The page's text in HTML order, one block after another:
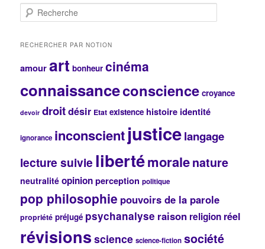
e
h
r
h
e
RECHERCHER PAR NOTION
amourart bonheur cinéma
connaissanceconscience croyance
devoir droitdésir Etat existence histoire identité
ignorance inconscientjusticelangage
lecture suivie libertémoralenature
neutralité opinionperception politique
pop philosophie pouvoirs de la parole
propriété préjugé psychanalyse raison religion réel
révisions science science-fiction société